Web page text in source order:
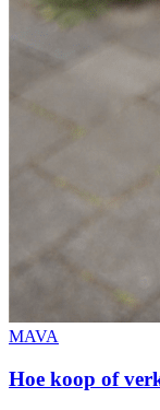
MAVA
Hoe koop of